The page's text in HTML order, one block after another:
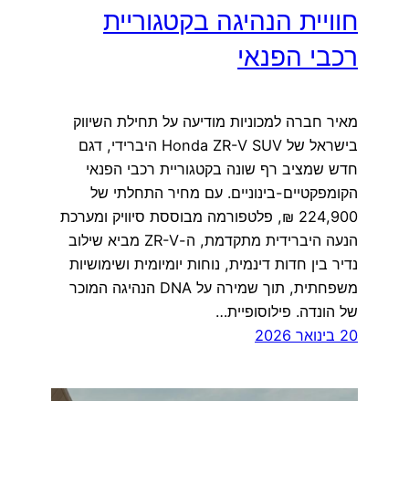
חוויית הנהיגה בקטגוריית
רכבי הפנאי
מאיר חברה למכוניות מודיעה על תחילת השיווק
בישראל של Honda ZR-V SUV היברידי, דגם
חדש שמציב רף שונה בקטגוריית רכבי הפנאי
הקומפקטיים-בינוניים. עם מחיר התחלתי של
224,900 ₪, פלטפורמה מבוססת סיוויק ומערכת
הנעה היברידית מתקדמת, ה-ZR-V מביא שילוב
נדיר בין חדות דינמית, נוחות יומיומית ושימושיות
משפחתית, תוך שמירה על DNA הנהיגה המוכר
של הונדה. פילוסופיית…
20 בינואר 2026